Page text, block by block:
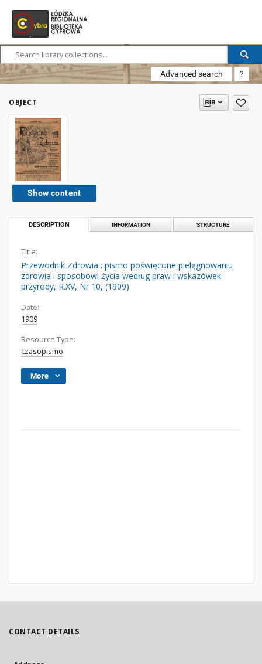
Advanced search ?
OBJECT
Show content
DESCRIPTION INFORMATION STRUCTURE
Title:
Przewodnik Zdrowia : pismo poświęcone pielęgnowaniu
zdrowia i sposobowi życia według praw i wskazówek
przyrody, R.XV, Nr 10, (1909)
Date:
1909
Resource Type:
czasopismo
More
CONTACT DETAILS